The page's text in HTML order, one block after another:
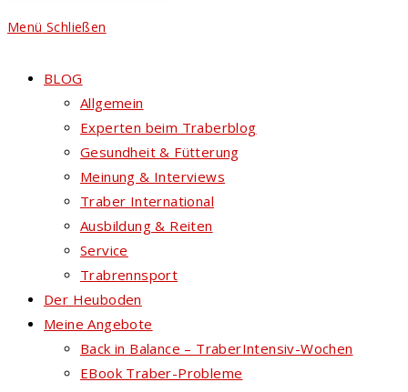
Menü Schließen
BLOG
Allgemein
Experten beim Traberblog
Gesundheit & Fütterung
Meinung & Interviews
Traber International
Ausbildung & Reiten
Service
Trabrennsport
Der Heuboden
Meine Angebote
Back in Balance – TraberIntensiv-Wochen
EBook Traber-Probleme